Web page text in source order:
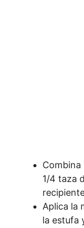
Combina
1/4 taza
Aplica la
la estufa